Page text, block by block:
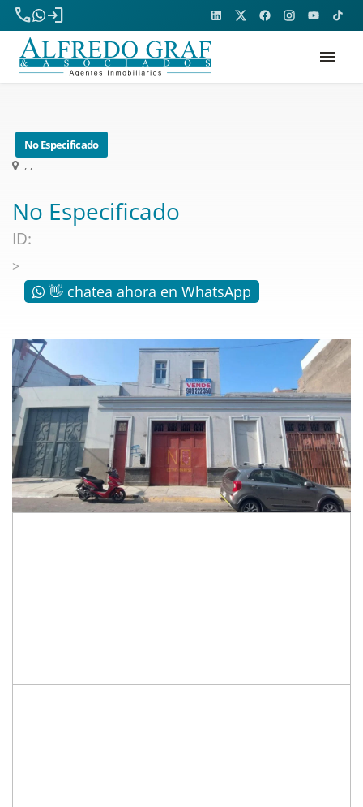
phone
login
menu
No Especificado
, ,
No Especificado
ID:
>
👋 chatea ahora en WhatsApp